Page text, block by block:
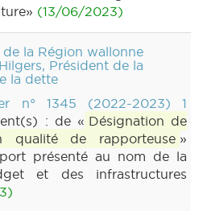
(13/06/2023)
la Région wallonne
Président de la
la dette
n° 1345 (2022-2023) 1
: de « Désignation de
qualité de rapporteuse »
présenté au nom de la
et des infrastructures